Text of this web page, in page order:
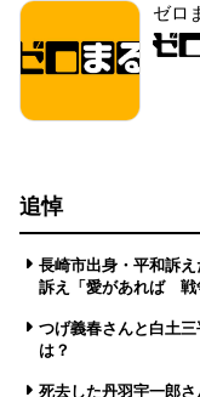
ゼロ
追悼
長崎市出身・平和訴
訴え「愛があれば 戦
つげ義春さんと白土
は？
死去した丹羽宇一郎